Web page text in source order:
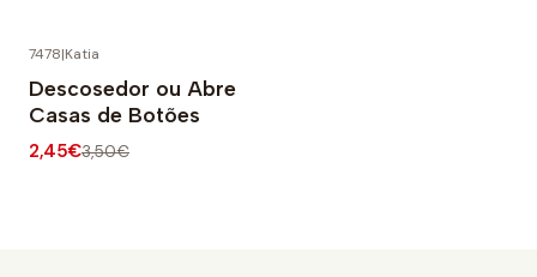
7478|Katia
Descosedor ou Abre
Casas de Botões
2,45€3,50€